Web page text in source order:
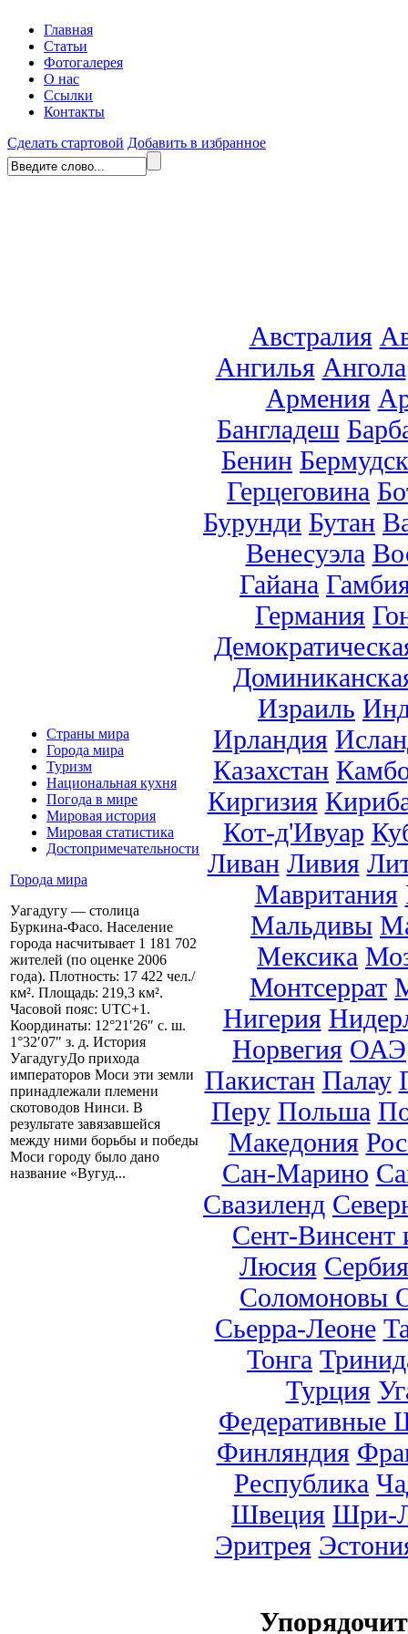
Главная
Статьи
Фотогалерея
О нас
Ссылки
Контакты
Сделать стартовой Добавить в избранное
Страны мира
Города мира
Туризм
Национальная кухня
Погода в мире
Мировая история
Мировая статистика
Достопримечательности
Города мира
Уагадугу — столица
Буркина-Фасо. Население
города насчитывает 1 181 702
жителей (по оценке 2006
года). Плотность: 17 422 чел./
км². Площадь: 219,3 км².
Часовой пояс: UTC+1.
Координаты: 12°21′26″ с. ш.
1°32′07″ з. д. История
УагадугуДо прихода
императоров Моси эти земли
принадлежали племени
скотоводов Нинси. В
результате завязавшейся
между ними борьбы и победы
Моси городу было дано
название «Вугуд...
Австралия
Ангилья Ангола
Армения
Бангладеш
Бенин
Герцеговина
Бурунди Бутан
Венесуэла
Гайана
Германия
Израиль
Ирландия
Казахстан
Киргизия
Кот-д'Ивуар
Ливан Ливия
Мавритания
Мальдивы
Мексика
Монтсеррат
Нигерия
Норвегия ОАЭ
Пакистан Палау
Перу Польша
Македония
Сан-Марино
Свазиленд
Сент-Винсент
Люсия Сербия
Соломоновы
Сьерра-Леоне
Тонга
Турция
Федеративные
Финляндия
Республика
Швеция Шри-
Эритрея